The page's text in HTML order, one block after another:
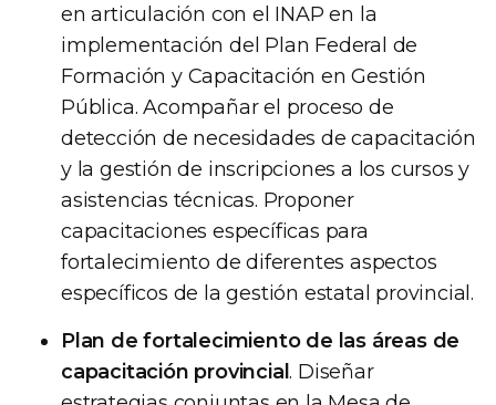
en articulación con el INAP en la
implementación del Plan Federal de
Formación y Capacitación en Gestión
Pública. Acompañar el proceso de
detección de necesidades de capacitación
y la gestión de inscripciones a los cursos y
asistencias técnicas. Proponer
capacitaciones específicas para
fortalecimiento de diferentes aspectos
específicos de la gestión estatal provincial.
Plan de fortalecimiento de las áreas de
capacitación provincial. Diseñar